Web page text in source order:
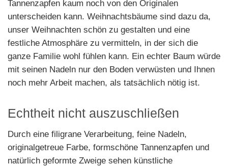
Tannenzapfen kaum noch von den Originalen
unterscheiden kann. Weihnachtsbäume sind dazu da,
unser Weihnachten schön zu gestalten und eine
festliche Atmosphäre zu vermitteln, in der sich die
ganze Familie wohl fühlen kann. Ein echter Baum würde
mit seinen Nadeln nur den Boden verwüsten und Ihnen
noch mehr Arbeit machen, als tatsächlich nötig ist.
Echtheit nicht auszuschließen
Durch eine filigrane Verarbeitung, feine Nadeln,
originalgetreue Farbe, formschöne Tannenzapfen und
natürlich geformte Zweige sehen künstliche